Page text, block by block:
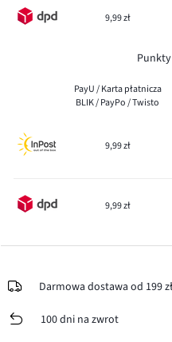
9,99 zł
PayU / Karta płatnicza
BLIK / PayPo / Twisto
9,99 zł
9,99 zł
Darmowa dostawa od 199 zł
100 dni na zwrot